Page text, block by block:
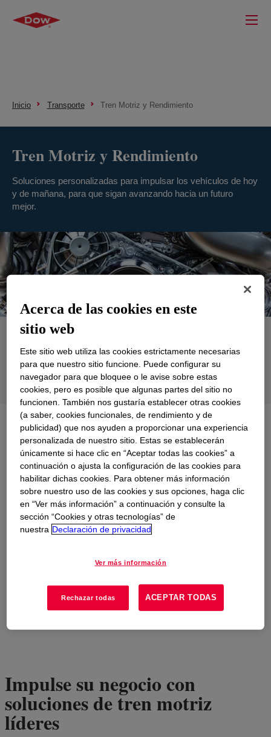
Inicio Transporte Tren Motriz y Rendimiento
Tren Motriz y Rendimiento
Soluciones personalizadas para impulsar los vehículos de hoy
y de mañana, para que sigan avanzando hacia un futuro
mejor.
Aplicaciones
Soporte
Conozca más Tren Motriz y Rendimiento
Impulse su negocio con
soluciones de tren motriz
líderes
Acerca de las cookies en este
sitio web
Este sitio web utiliza las cookies estrictamente necesarias
para que nuestro sitio funcione. Puede configurar su
navegador para que bloquee o le avise sobre estas
cookies, pero es posible que algunas partes del sitio no
funcionen. También nos gustaría establecer otras cookies
(a saber, cookies funcionales, de rendimiento y de
publicidad) que nos ayuden a proporcionar una experiencia
personalizada de nuestro sitio. Estas se establecerán
únicamente si hace clic en “Aceptar todas las cookies” a
continuación o ajusta la configuración de las cookies para
habilitar dichas cookies. Para obtener más información
sobre nuestro uso de las cookies y sus opciones, haga clic
en “Ver más información” a continuación y consulte la
sección “Cookies y otras tecnologías” de
nuestra Declaración de privacidad
Ver más información
Rechazar todas ACEPTAR TODAS